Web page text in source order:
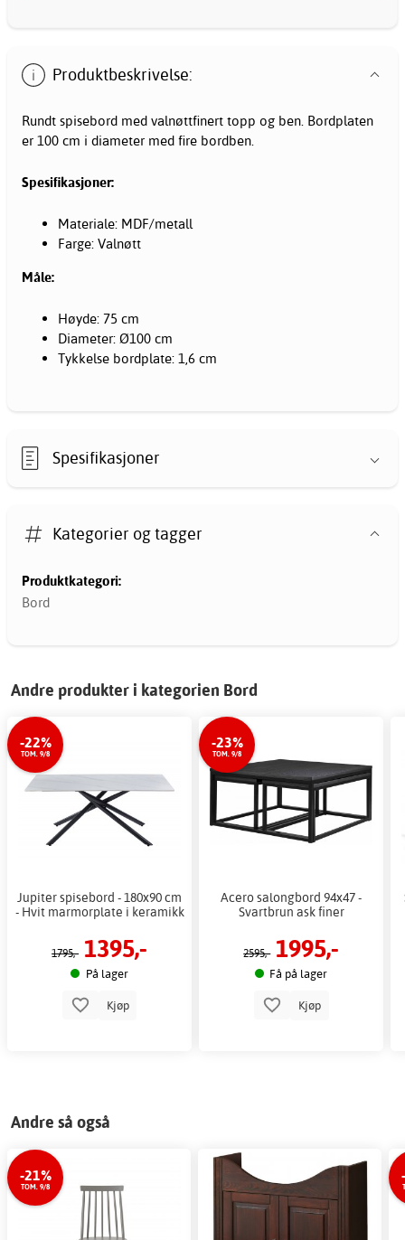
Produktbeskrivelse:
Rundt spisebord med valnøttfinert topp og ben. Bordplaten
er 100 cm i diameter med fire bordben.
Spesifikasjoner:
Materiale: MDF/metall
Farge: Valnøtt
Måle:
Høyde: 75 cm
Diameter: Ø100 cm
Tykkelse bordplate: 1,6 cm
Spesifikasjoner
Kategorier og tagger
Produktkategori:
Bord
Andre produkter i kategorien Bord
-22%
TOM. 9/8
Jupiter spisebord - 180x90 cm
- Hvit marmorplate i keramikk
1795,- 1395,-
På lager
Kjøp
-23%
TOM. 9/8
Acero salongbord 94x47 -
Svartbrun ask finer
2595,- 1995,-
Få på lager
Kjøp
Andre så også
-21%
TOM. 9/8